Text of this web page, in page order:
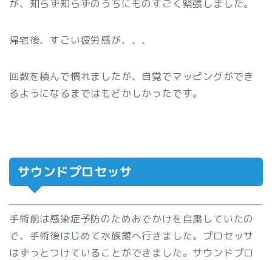
が、知らず知らずのうちにものすごく緊張しました。
帰宅後、すごい疲労感が、、、
回数を積んで慣れましたが、自覚でマッピングができ
るようになるまではもどかしかったです。
サウンドプロセッサ
手術前は感染症予防のためおでかけを自粛していたの
で、手術後はじめて水族館へ行きました。プロセッサ
はずっとつけていることができました。サウンドプロ